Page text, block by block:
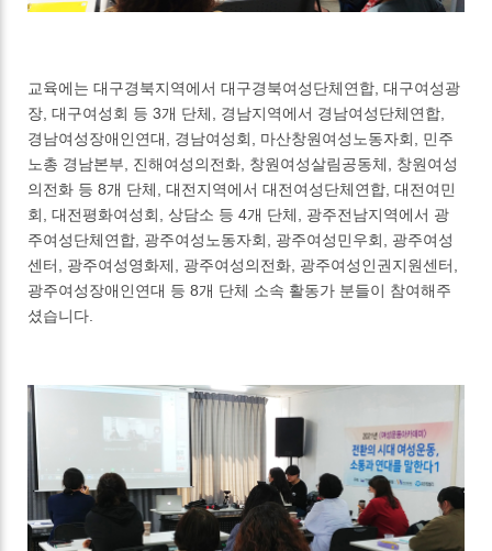
교육에는 대구경북지역에서 대구경북여성단체연합, 대구여성광
장, 대구여성회 등 3개 단체, 경남지역에서 경남여성단체연합,
경남여성장애인연대, 경남여성회, 마산창원여성노동자회, 민주
노총 경남본부, 진해여성의전화, 창원여성살림공동체, 창원여성
의전화 등 8개 단체, 대전지역에서 대전여성단체연합, 대전여민
회, 대전평화여성회, 상담소 등 4개 단체, 광주전남지역에서 광
주여성단체연합, 광주여성노동자회, 광주여성민우회, 광주여성
센터, 광주여성영화제, 광주여성의전화, 광주여성인권지원센터,
광주여성장애인연대 등 8개 단체 소속 활동가 분들이 참여해주
셨습니다.